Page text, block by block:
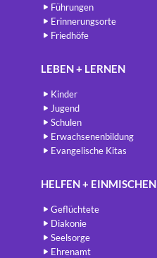
Führungen
Erinnerungsorte
Friedhöfe
LEBEN + LERNEN
Kinder
Jugend
Schulen
Erwachsenenbildung
Evangelische Kitas
HELFEN + EINMISCHEN
Geflüchtete
Diakonie
Seelsorge
Ehrenamt